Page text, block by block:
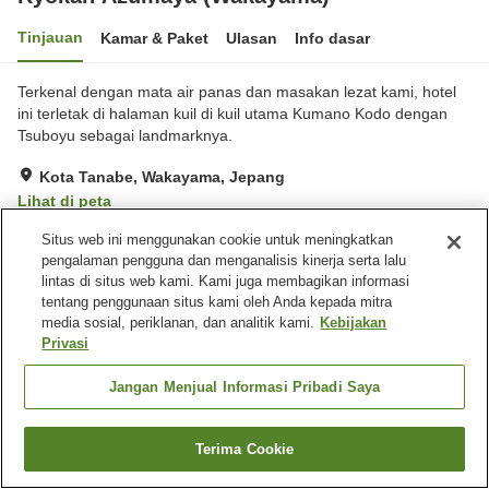
Tinjauan Kamar & Paket Ulasan Info dasar
Terkenal dengan mata air panas dan masakan lezat kami, hotel
ini terletak di halaman kuil di kuil utama Kumano Kodo dengan
Tsuboyu sebagai landmarknya.
Kota Tanabe, Wakayama, Jepang
Lihat di peta
Hebat Ulasan:73
Fasilitas properti
Tempat parkir
Spa / Salon kecantikan
Kafe
Beranda Jepang Wakayama
Kota Tanabe
Ryokan Azumaya (Wakayama)
Cari kamar
Situs web ini menggunakan cookie untuk meningkatkan
pengalaman pengguna dan menganalisis kinerja serta lalu
lintas di situs web kami. Kami juga membagikan informasi
tentang penggunaan situs kami oleh Anda kepada mitra
media sosial, periklanan, dan analitik kami. Kebijakan
Privasi
Jangan Menjual Informasi Pribadi Saya
Terima Cookie